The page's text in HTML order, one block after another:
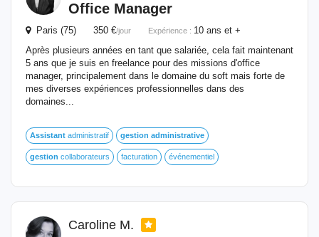
Office Manager
Paris (75) 350 €/jour Expérience : 10 ans et +
Après plusieurs années en tant que salariée, cela fait maintenant
5 ans que je suis en freelance pour des missions d'office
manager, principalement dans le domaine du soft mais forte de
mes diverses expériences professionnelles dans des
domaines...
Assistant administratif gestion administrative
gestion collaborateurs facturation événementiel
Caroline M.